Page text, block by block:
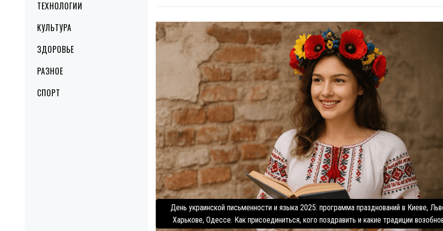
ТЕХНОЛОГИИ
КУЛЬТУРА
ЗДОРОВЬЕ
РАЗНОЕ
СПОРТ
День украинской письменности и языка 2025: программа празднований в Киеве,
Харькове, Одессе. Как присоединиться, кого поздравить и какие традиции